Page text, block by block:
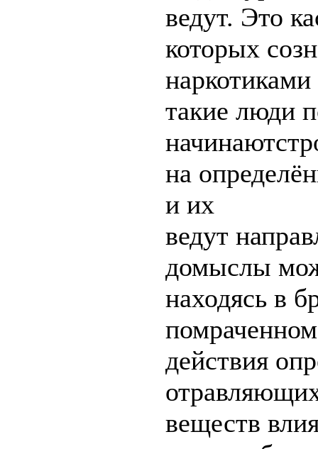
ведут. Это
которых
наркотиками
такие люди
на
и их
ведут
домыслы
находясь в
действия
веществ